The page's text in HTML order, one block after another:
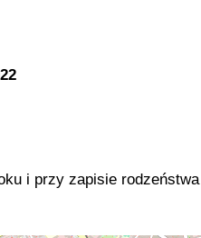
i przy zapisie